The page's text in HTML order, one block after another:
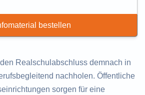
bestellen
Realschulabschluss demnach in
nachholen. Öffentliche
sorgen für eine